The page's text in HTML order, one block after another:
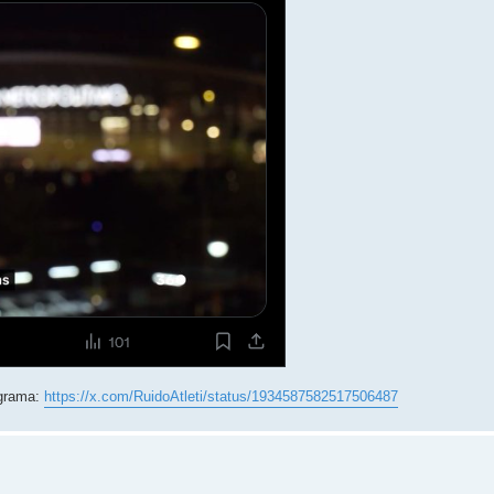
https://x.com/RuidoAtleti/status/1934587582517506487